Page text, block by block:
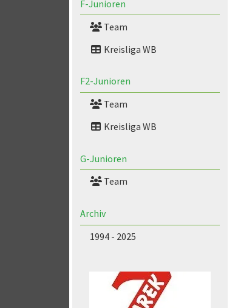
F-Junioren
Team
Kreisliga WB
F2-Junioren
Team
Kreisliga WB
G-Junioren
Team
Archiv
1994 - 2025